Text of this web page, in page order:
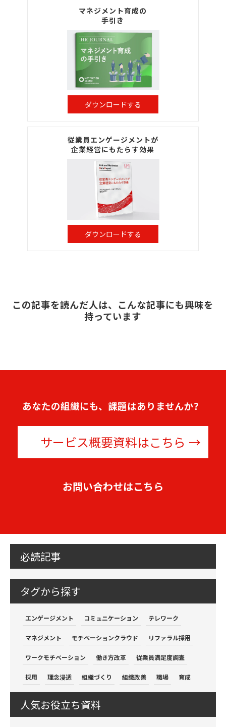
マネジメント育成の
手引き
ダウンロードする
従業員エンゲージメントが
企業経営にもたらす効果
ダウンロードする
この記事を読んだ人は、こんな記事にも興味を
持っています
あなたの組織にも、課題はありませんか？
サービス概要資料はこちら
お問い合わせはこちら
必読記事
タグから探す
エンゲージメント コミュニケーション テレワーク
マネジメント モチベーションクラウド リファラル採用
ワークモチベーション 働き方改革 従業員満足度調査
採用 理念浸透 組織づくり 組織改善 職場 育成
人気お役立ち資料